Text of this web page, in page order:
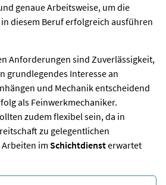
genaue Arbeitsweise, um die
diesem Beruf erfolgreich ausführen
Anforderungen sind Zuverlässigkeit,
grundlegendes Interesse an
und Mechanik entscheidend
als Feinwerkmechaniker.
zudem flexibel sein, da in
zu gelegentlichen
im Schichtdiensterwartet